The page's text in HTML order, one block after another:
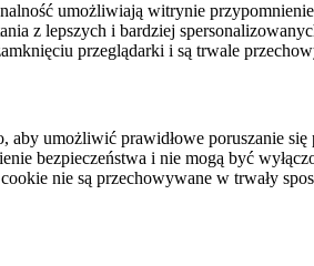
umożliwiają witrynie
z lepszych i bardziej
przeglądarki i są trwale
aby umożliwić prawidłowe poruszanie
bezpieczeństwa i nie mogą być
nie są przechowywane w trwały